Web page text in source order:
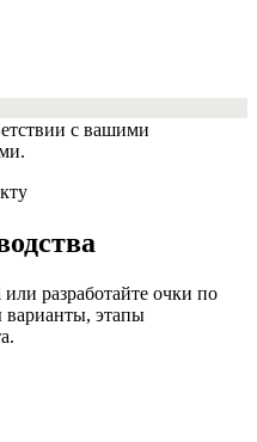
с вашими
разработайте очки по
варианты, этапы